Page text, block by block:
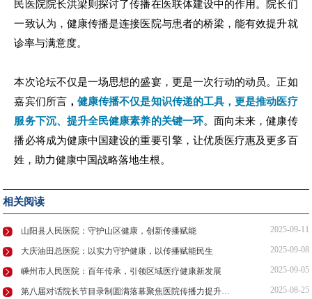
民医院院长洪梁则探讨了传播在医联体建设中的作用。院长们
一致认为，健康传播是连接医院与患者的桥梁，能有效提升就
诊率与满意度。
本次论坛不仅是一场思想的盛宴，更是一次行动的动员。正如
嘉宾们所言， 健康传播不仅是知识传递的工具，更是推动医疗
服务下沉、提升全民健康素养的关键一环。面向未来，健康传
播必将成为健康中国建设的重要引擎，让优质医疗惠及更多百
姓，助力健康中国战略落地生根。
相关阅读
山阳县人民医院：守护山区健康，创新传播赋能 2025-09-11
大庆油田总医院：以实力守护健康，以传播赋能民生 2025-09-08
嵊州市人民医院：百年传承，引领区域医疗健康新发展 2025-09-05
2025-08-25